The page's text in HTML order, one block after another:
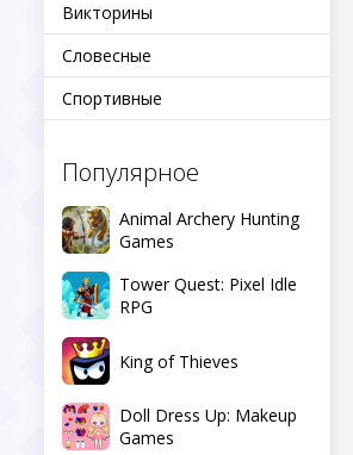
Викторины
Словесные
Спортивные
Популярное
Animal Archery Hunting
Games
Tower Quest: Pixel Idle
RPG
King of Thieves
Doll Dress Up: Makeup
Games